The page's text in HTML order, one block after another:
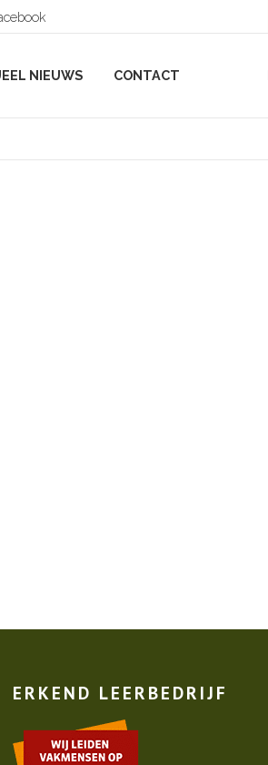
NIEUWS CONTACT
ERKEND LEERBEDRIJF